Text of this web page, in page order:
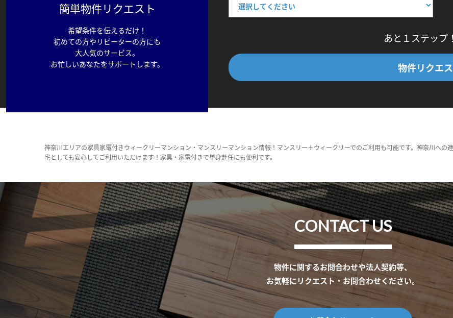
簡単物件リクエスト
希望条件を伝えるだけ！
初めての方やリピーターの方にも
大人気のサービス。
お忙しいあなたをサポートします。
あと１ステップ
物件リクエ
神奈川エリアの家具家電付きウィークリーマンション・マンスリーマンション情報！マンスリー＋ウィークリーでのご利用も可能です。神奈川へ
宅としても安心してご利用いただけます！家具・家電付きで単身赴任にも便利です。
CONTACT US
物件に関するお問合わせや法人契約等、
お気軽にリクエスト・お問合わせください。